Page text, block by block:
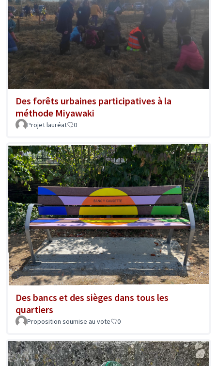
Des forêts urbaines participatives à la
méthode Miyawaki
Projet lauréat 0
Des bancs et des sièges dans tous les
quartiers
Proposition soumise au vote 0